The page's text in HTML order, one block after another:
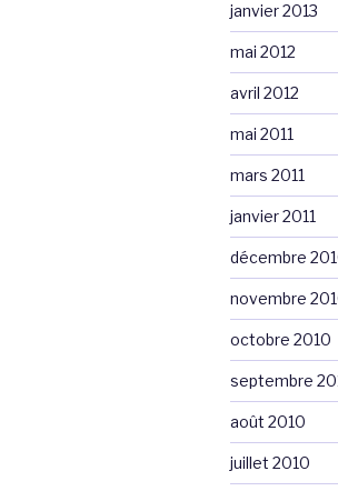
janvier 2013
mai 2012
avril 2012
mai 2011
mars 2011
janvier 2011
décembre
novembre
octobre 2010
septembre
août 2010
juillet 2010